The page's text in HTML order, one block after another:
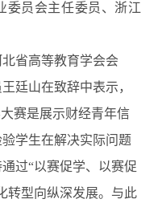
委员会主任委员、浙江
省高等教育学会会
廷山在致辞中表示，
赛是展示财经青年信
学生在解决实际问题
过“以赛促学、以赛促
转型向纵深发展。与此